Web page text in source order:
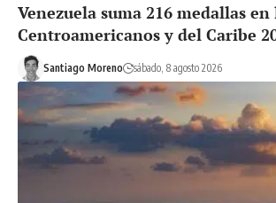
Venezuela suma 216 medallas en
Centroamericanos y del Caribe
Santiago Moreno sábado, 8 agosto 2026